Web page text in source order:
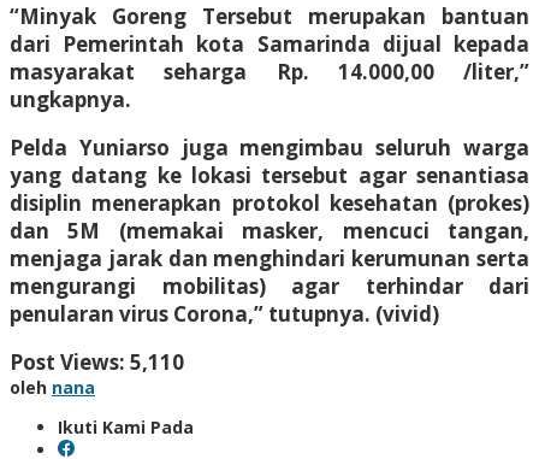
“Minyak Goreng Tersebut merupakan bantuan
dari Pemerintah kota Samarinda dijual kepada
masyarakat seharga Rp. 14.000,00 /liter,”
ungkapnya.
Pelda Yuniarso juga mengimbau seluruh warga
yang datang ke lokasi tersebut agar senantiasa
disiplin menerapkan protokol kesehatan (prokes)
dan 5M (memakai masker, mencuci tangan,
menjaga jarak dan menghindari kerumunan serta
mengurangi mobilitas) agar terhindar dari
penularan virus Corona,” tutupnya. (vivid)
Post Views: 5,110
oleh nana
Ikuti Kami Pada